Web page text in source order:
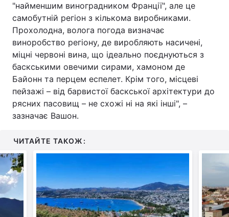
"найменшим виноградником Франції", але це
самобутній регіон з кількома виробниками.
Прохолодна, волога погода визначає
виноробство регіону, де виробляють насичені,
міцні червоні вина, що ідеально поєднуються з
баскськими овечими сирами, хамоном де
Байонн та перцем еспелет. Крім того, місцеві
пейзажі – від барвистої баскської архітектури до
рясних пасовищ – не схожі ні на які інші", –
зазначає Вашон.
ЧИТАЙТЕ ТАКОЖ: